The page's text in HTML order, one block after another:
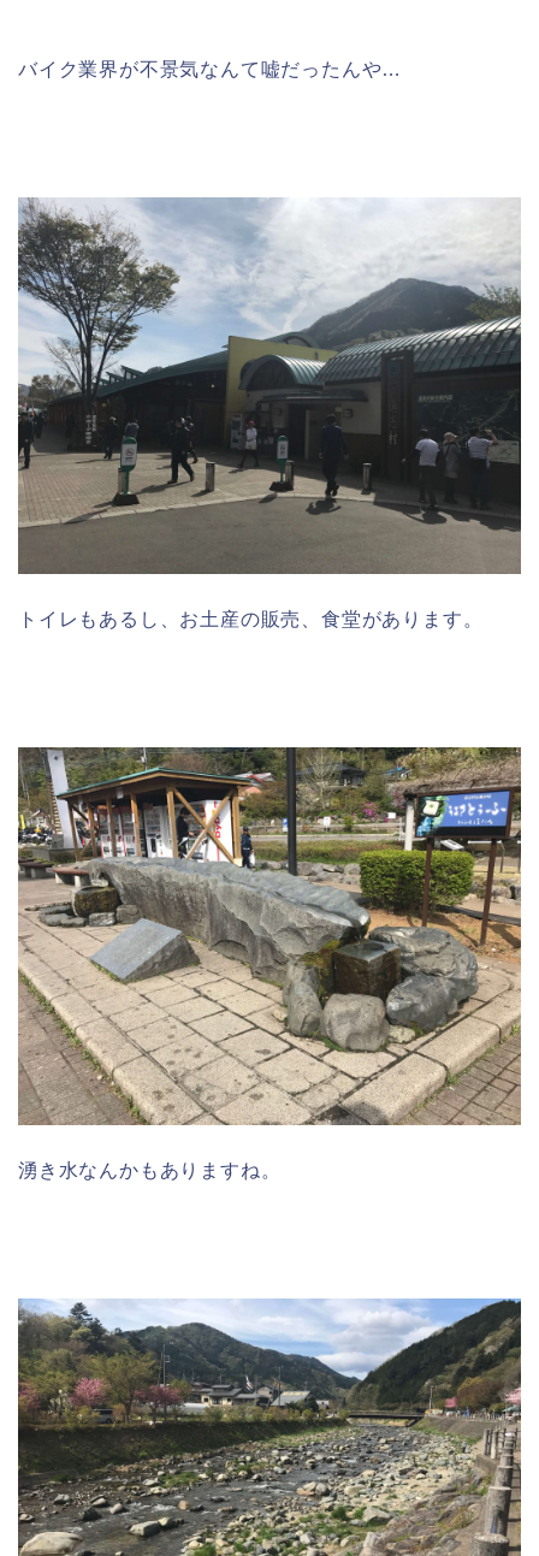
バイク業界が不景気なんて嘘だったんや…
トイレもあるし、お土産の販売、食堂があります。
湧き水なんかもありますね。